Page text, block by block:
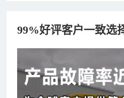
99%好评客户一致选
182xxxx4350 秦女士 咨询了报